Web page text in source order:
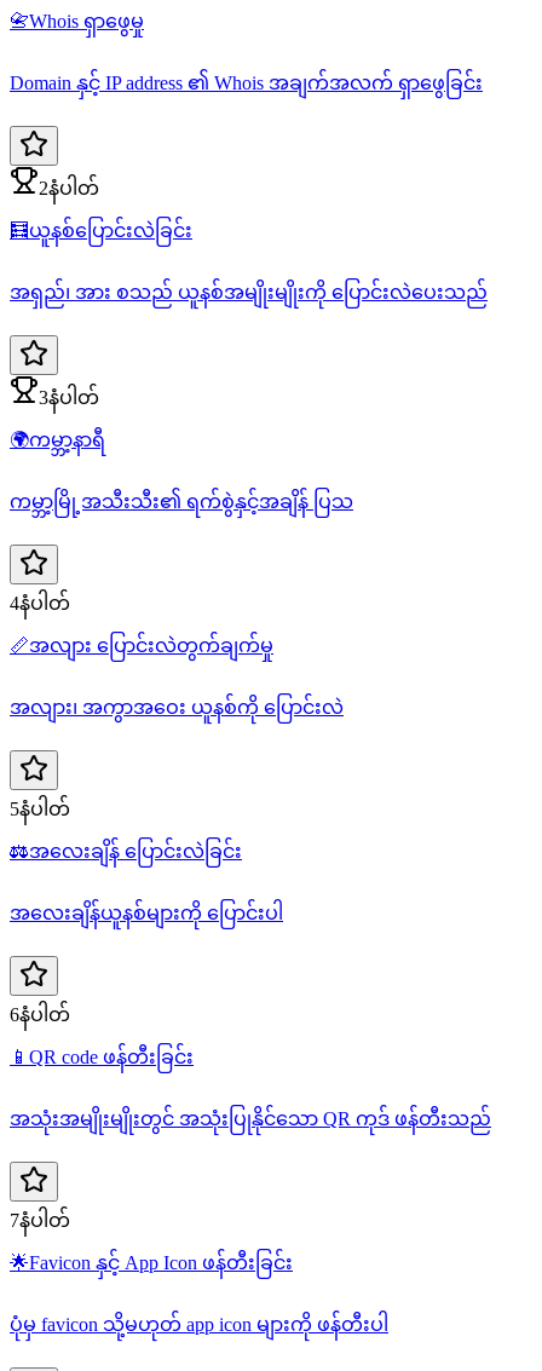
📇Whois ရှာဖွေမှု
Domain နှင့် IP address ၏ Whois အချက်အလက် ရှာဖွေခြင်း
2နံပါတ်
🧮ယူနစ်ပြောင်းလဲခြင်း
အရှည်၊ အား စသည် ယူနစ်အမျိုးမျိုးကို ပြောင်းလဲပေးသည်
3နံပါတ်
🌍ကမ္ဘာ့နာရီ
ကမ္ဘာ့မြို့အသီးသီး၏ ရက်စွဲနှင့်အချိန် ပြသ
4နံပါတ်
📏အလျား ပြောင်းလဲတွက်ချက်မှု
အလျား၊ အကွာအဝေး ယူနစ်ကို ပြောင်းလဲ
5နံပါတ်
⚖️အလေးချိန် ပြောင်းလဲခြင်း
အလေးချိန်ယူနစ်များကို ပြောင်းပါ
6နံပါတ်
📱 QR code ဖန်တီးခြင်း
အသုံးအမျိုးမျိုးတွင် အသုံးပြုနိုင်သော QR ကုဒ် ဖန်တီးသည်
7နံပါတ်
🌟Favicon နှင့် App Icon ဖန်တီးခြင်း
ပုံမှ favicon သို့မဟုတ် app icon များကို ဖန်တီးပါ